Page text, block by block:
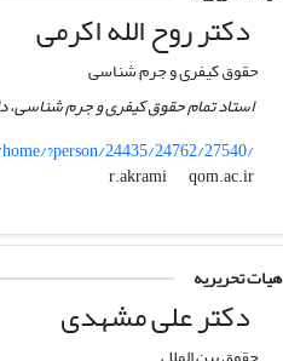
دکتر روح الله اکرمی
حقوق کیفری و جرم شناسی
استاد تمام حقوق کیفری و جرم شناسی،
?person/24435/24762/27540/
r.akrami
qom.ac.ir
هیات تحریریه
دکتر علی مشهدی